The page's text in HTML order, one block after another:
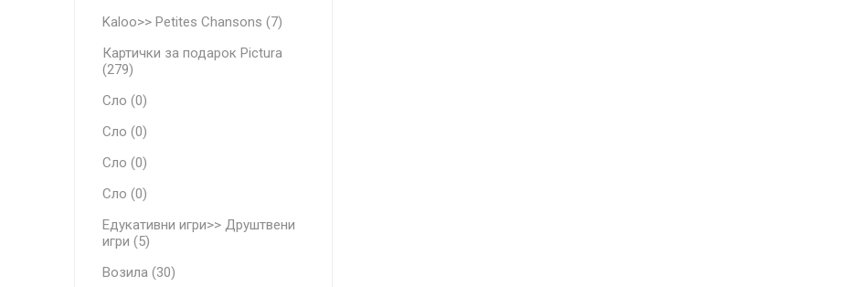
Kaloo>> Petites Chansons (7)
Картички за подарок Pictura
(279)
Сло (0)
Сло (0)
Сло (0)
Сло (0)
Едукативни игри>> Друштвени
игри (5)
Возила (30)